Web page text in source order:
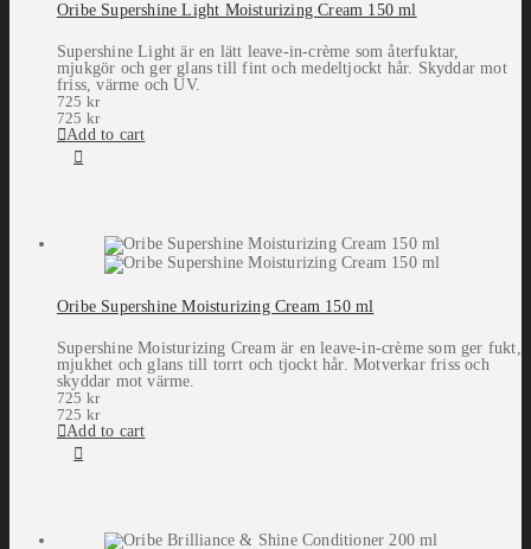
Oribe Supershine Light Moisturizing Cream 150 ml
Supershine Light är en lätt leave-in-crème som återfuktar,
mjukgör och ger glans till fint och medeltjockt hår. Skyddar mot
friss, värme och UV.
725 kr
725 kr
Add to cart
Oribe Supershine Moisturizing Cream 150 ml
Supershine Moisturizing Cream är en leave-in-crème som ger fukt,
mjukhet och glans till torrt och tjockt hår. Motverkar friss och
skyddar mot värme.
725 kr
725 kr
Add to cart